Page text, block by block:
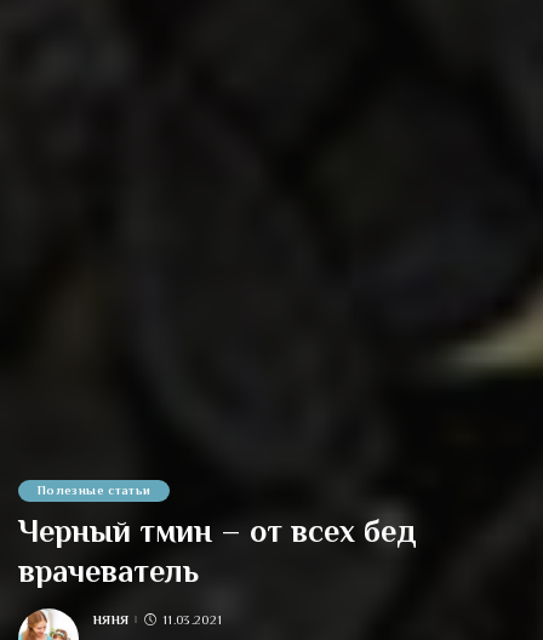
Полезные статьи
Черный тмин – от всех бед
врачеватель
POSTED
НЯНЯ 11.03.2021